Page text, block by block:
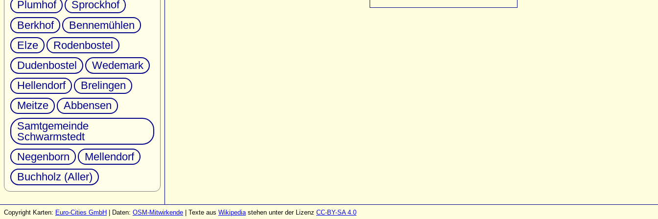
Plumhof
Sprockhof
Berkhof
Bennemühlen
Elze
Rodenbostel
Dudenbostel
Wedemark
Hellendorf
Brelingen
Meitze
Abbensen
Samtgemeinde
Schwarmstedt
Negenborn
Mellendorf
Buchholz (Aller)
Copyright Karten: Euro-Cities GmbH | Daten: OSM-Mitwirkende | Texte aus Wikipediastehen unter der Lizenz CC-BY-SA 4.0